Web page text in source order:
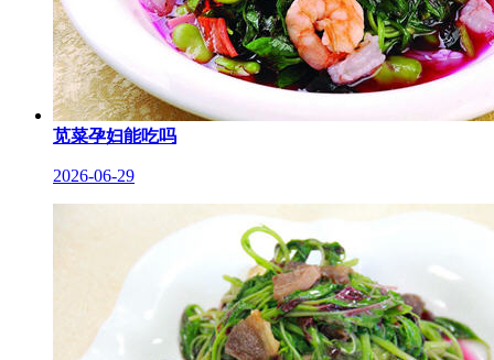
苋菜孕妇能吃吗
2026-06-29